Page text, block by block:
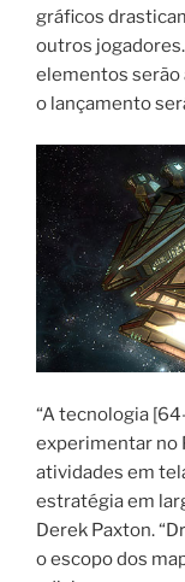
gráficos
outros
elementos serão
o lançamento
“A tecnologia
experimentar no
atividades em
estratégia em
Derek Paxton.
o escopo dos